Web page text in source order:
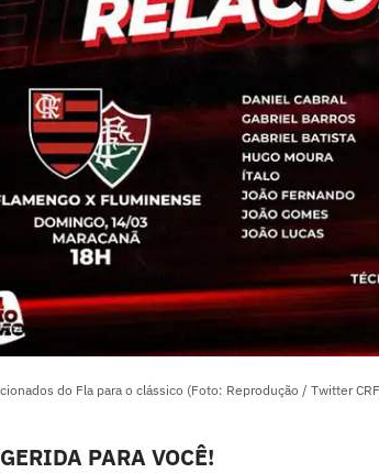
do Fla para o clássico (Foto: Reprodução / Twitter
PARA VOCÊ!